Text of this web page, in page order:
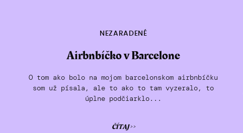
NEZARADENÉ
Airbnbíčko v Barcelone
O tom ako bolo na mojom barcelonskom airbnbíčku
som už písala, ale to ako to tam vyzeralo, to
úplne podčiarklo...
ČÍTAJ >>